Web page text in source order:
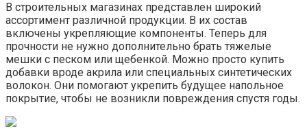
В строительных магазинах представлен широкий
ассортимент различной продукции. В их состав
включены укрепляющие компоненты. Теперь для
прочности не нужно дополнительно брать тяжелые
мешки с песком или щебенкой. Можно просто купить
добавки вроде акрила или специальных синтетических
волокон. Они помогают укрепить будущее напольное
покрытие, чтобы не возникли повреждения спустя годы.